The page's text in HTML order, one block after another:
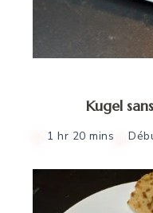
Kugel
1 hr 20 mins